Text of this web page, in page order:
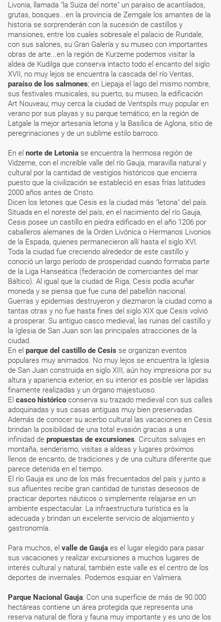
Livonia, llamada "la Suiza del norte" un paraíso de acantilados,
grutas, bosques...en la provincia de Zemgale los amantes de la
historia se sorprenderán con la sucesión de castillos y
mansiones, entre los cuales sobresale el palacio de Rundale,
con sus salones, su Gran Galería y su museo con importantes
obras de arte...en la región de Kurzeme podemos visitar la
aldea de Kudilga que conserva intacto todo el encanto del siglo
XVII, no muy lejos se encuentra la cascada del río Ventas,
paraíso de los salmones; en Liepaja el lago del mismo nombre,
sus festivales musicales, su puerto, su museo, la edificación
Art Nouveau; muy cerca la ciudad de Ventspils muy popular en
verano por sus playas y su parque temático; en la región de
Latgale la mejor artesanía letona y la Basílica de Aglona, sitio de
peregrinaciones y de un sublime estilo barroco.
En el norte de Letonia se encuentra la hermosa región de
Vidzeme, con el increíble valle del río Gauja, maravilla natural y
cultural por la cantidad de vestigios históricos que encierra
puesto que la civilización se estableció en esas frías latitudes
2000 años antes de Cristo.
Dicen los letones que Cesis es la ciudad más "letona" del país.
Situada en el noreste del país, en el nacimiento del río Gauja,
Cesis posee un castillo en piedra edificado en el año 1206 por
caballeros alemanes de la Orden Livónica o Hermanos Livonios
de la Espada, quienes permanecieron allí hasta el siglo XVI.
Toda la ciudad fue creciendo alrededor de este castillo y
conoció un largo período de prosperidad cuando formaba parte
de la Liga Hanseática (federación de comerciantes del mar
Báltico). Al igual que la ciudad de Riga, Cesis podía acuñar
moneda y se piensa que fue cuna del pabellón nacional.
Guerras y epidemias destruyeron y diezmaron la ciudad como a
tantas otras y no fue hasta fines del siglo XIX que Cesis volvió
a prosperar. Su antiguo casco medieval, las ruinas del castillo y
la Iglesia de San Juan son las principales atracciones de la
ciudad.
En el parque del castillo de Cesis se organizan eventos
populares muy animados. No muy lejos se encuentra la Iglesia
de San Juan construida en siglo XIII, aún hoy impresiona por su
altura y apariencia exterior, en su interior es posible ver lápidas
finamente realizadas y un órgano majestuoso.
El casco histórico conserva su trazado medieval con sus calles
adoquinadas y sus casas antiguas muy bien preservadas.
Además de conocer su acerbo cultural las vacaciones en Cesis
brindan la posibilidad de una total evasión gracias a una
infinidad de propuestas de excursiones. Circuitos salvajes en
montaña, senderismo, visitas a aldeas y lugares próximos
llenos de encanto, de tradiciones y de una cultura diferente que
parece detenida en el tiempo.
El río Gauja es uno de los más frecuentados del país y junto a
sus afluentes recibe gran cantidad de turistas deseosos de
practicar deportes náuticos o simplemente relajarse en un
ambiente espectacular. La infraestructura turística es la
adecuada y brindan un excelente servicio de alojamiento y
gastronomía.
Para muchos, el valle de Gauja es el lugar elegido para pasar
sus vacaciones y realizar excursiones a muchos lugares de
interés cultural y natural, también este valle es el centro de los
deportes de invernales. Podemos esquiar en Valmiera.
Parque Nacional Gauja: Con una superficie de más de 90.000
hectáreas contiene un área protegida que representa una
reserva natural de flora y fauna muy importante y es uno de los